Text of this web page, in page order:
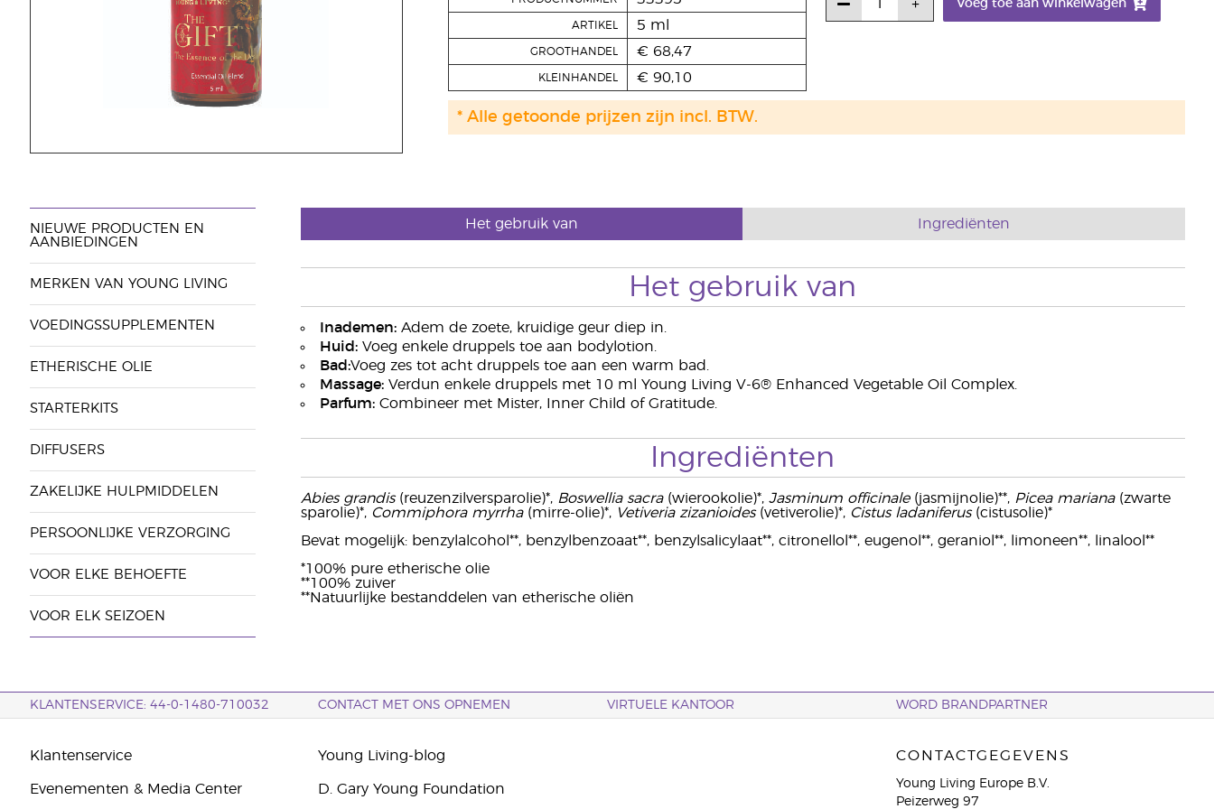
ARTIKEL 5 ml
GROOTHANDEL € 68,47
KLEINHANDEL € 90,10
Voeg toe aan winkelwagen
* Alle getoonde prijzen zijn incl. BTW.
NIEUWE PRODUCTEN EN
AANBIEDINGEN
MERKEN VAN YOUNG LIVING
VOEDINGSSUPPLEMENTEN
ETHERISCHE OLIE
STARTERKITS
DIFFUSERS
ZAKELIJKE HULPMIDDELEN
PERSOONLIJKE VERZORGING
VOOR ELKE BEHOEFTE
VOOR ELK SEIZOEN
Het gebruik van Ingrediënten
Het gebruik van
Inademen:Adem de zoete, kruidige geur diep in.
Huid:Voeg enkele druppels toe aan bodylotion.
Bad:Voeg zes tot acht druppels toe aan een warm bad.
Massage:Verdun enkele druppels met 10 ml Young Living V-6® Enhanced Vegetable Oil Complex.
Parfum:Combineer met Mister, Inner Child of Gratitude.
Ingrediënten
Abies grandis(reuzenzilversparolie)*, Boswellia sacra(wierookolie)*, Jasminum officinale(jasmijnolie)**, Picea mariana(zwarte
sparolie)*, Commiphora myrrha(mirre-olie)*, Vetiveria zizanioides(vetiverolie)*, Cistus ladaniferus(cistusolie)*
Bevat mogelijk: benzylalcohol**, benzylbenzoaat**, benzylsalicylaat**, citronellol**, eugenol**, geraniol**, limoneen**, linalool**
*100% pure etherische olie
**100% zuiver
**Natuurlijke bestanddelen van etherische oliën
KLANTENSERVICE: 44-0-1480-710032 CONTACT MET ONS OPNEMEN VIRTUELE KANTOOR WORD BRANDPARTNER
Klantenservice
Evenementen & Media Center
Young Living-blog
D. Gary Young Foundation
CONTACTGEGEVENS
Young Living Europe B.V.
Peizerweg 97